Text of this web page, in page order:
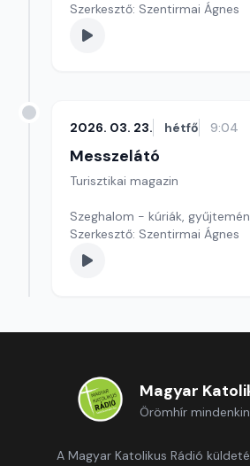
Szerkesztő: Szentirmai Ágnes
2026. 03. 23. hétfő 9:04
Messzelátó
Turisztikai magazin
Szeghalom - kúriák,
Szerkesztő: Szentirmai Ágnes
Magyar
Örömhír
A Magyar Katolikus Rádió